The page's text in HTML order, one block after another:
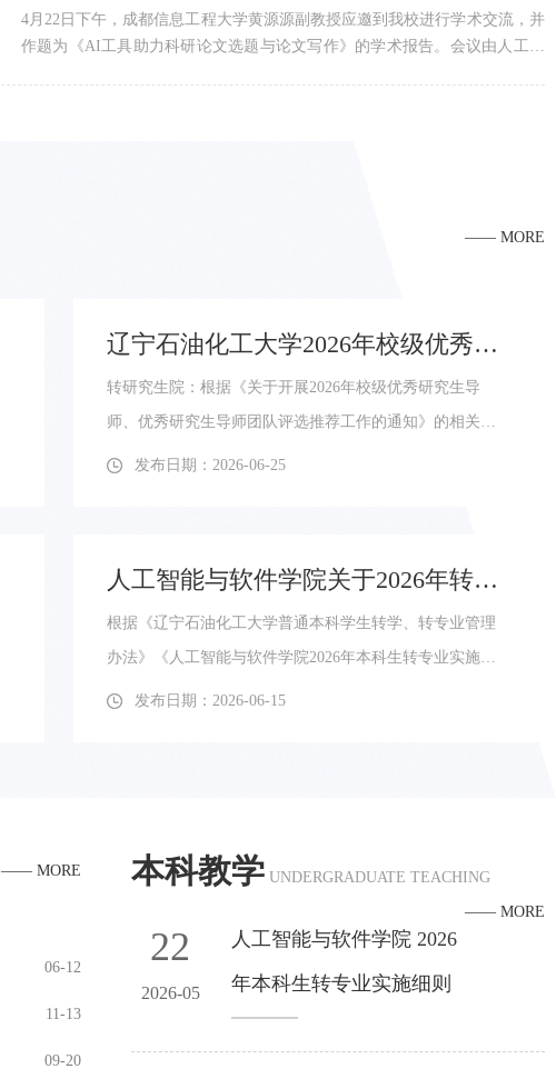
为丰富教职工校园文化生活，增进团队协作与交流，释放工作压力，1月9
日，人工智能与软件学院工会精心组织举办了教职工趣味运动会。全院教职
4月22日下午，成都信息工程大学黄源源副教授应邀到我校进行学术交流，并
作题为《AI工具助力科研论文选题与论文写作》的学术报告。会议由人工智
—— MORE
辽宁石油化工大学2026年校级优秀研究生导师、优秀研究生导师团队评选结果公示
转研究生院：根据《关于开展2026年校级优秀研究生导
师、优秀研究生导师团队评选推荐工作的通知》的相关工
作要求及评选名额比例设置，经个人申报、学院推荐、专
贺、王博、孔宪明、石元博、石磊、李其明、张健、范洪
涛、周坤、赵涛岩、郜红合、施惠元、郎宪明、蔡明二、
优...
发布日期：2026-06-25
人工智能与软件学院关于2026年转专业拟录取名单公示
根据《辽宁石油化工大学普通本科学生转学、转专业管理
办法》《人工智能与软件学院2026年本科生转专业实施细
则》等文件要求，经学生本人申请、资格审查、学院考核
工智能与软件学院422办公室。
发布日期：2026-06-15
—— MORE
06-12
11-13
09-20
本科教学 UNDERGRADUATE TEACHING
—— MORE
22
2026-05
人工智能与软件学院 2026
年本科生转专业实施细则